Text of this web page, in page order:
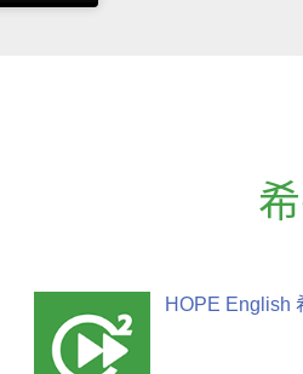
HOPE English